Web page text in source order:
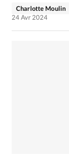
Charlotte Moulin
24 Avr 2024